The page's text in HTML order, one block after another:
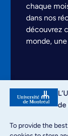
de
To provide the
chaque
dans nos
découvrez
monde,
Conditions
Politique de